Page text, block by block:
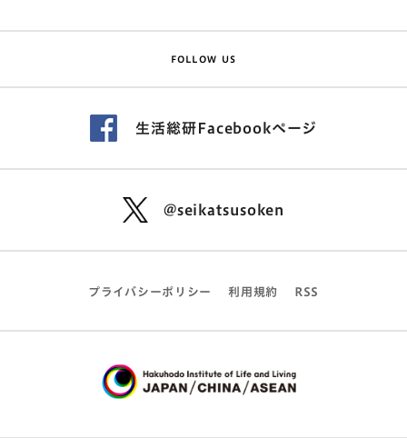
FOLLOW US
生活総研Facebookページ
@seikatsusoken
プライバシーポリシー 利用規約 RSS